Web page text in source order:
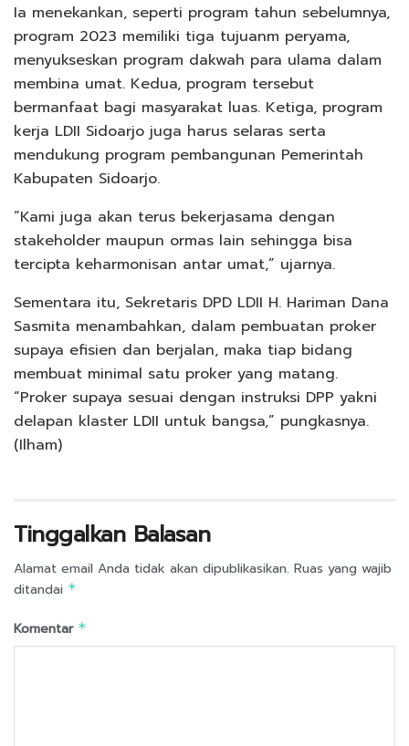
Ia menekankan, seperti program tahun sebelumnya,
program 2023 memiliki tiga tujuanm peryama,
menyukseskan program dakwah para ulama dalam
membina umat. Kedua, program tersebut
bermanfaat bagi masyarakat luas. Ketiga, program
kerja LDII Sidoarjo juga harus selaras serta
mendukung program pembangunan Pemerintah
Kabupaten Sidoarjo.
“Kami juga akan terus bekerjasama dengan
stakeholder maupun ormas lain sehingga bisa
tercipta keharmonisan antar umat,” ujarnya.
Sementara itu, Sekretaris DPD LDII H. Hariman Dana
Sasmita menambahkan, dalam pembuatan proker
supaya efisien dan berjalan, maka tiap bidang
membuat minimal satu proker yang matang.
“Proker supaya sesuai dengan instruksi DPP yakni
delapan klaster LDII untuk bangsa,” pungkasnya.
(Ilham)
Tinggalkan Balasan
Alamat email Anda tidak akan dipublikasikan. Ruas yang wajib
ditandai *
Komentar *